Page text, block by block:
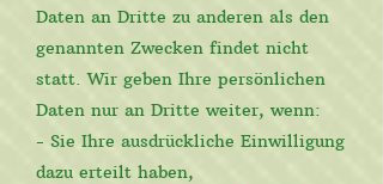
Daten an Dritte zu anderen als den
genannten Zwecken findet nicht
statt. Wir geben Ihre persönlichen
Daten nur an Dritte weiter, wenn:
- Sie Ihre ausdrückliche Einwilligung
dazu erteilt haben,